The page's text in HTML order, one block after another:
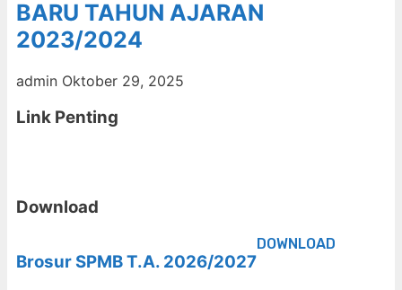
BARU TAHUN AJARAN
2023/2024
admin Oktober 29, 2025
Link Penting
Download
Brosur SPMB T.A. 2026/2027
DOWNLOAD